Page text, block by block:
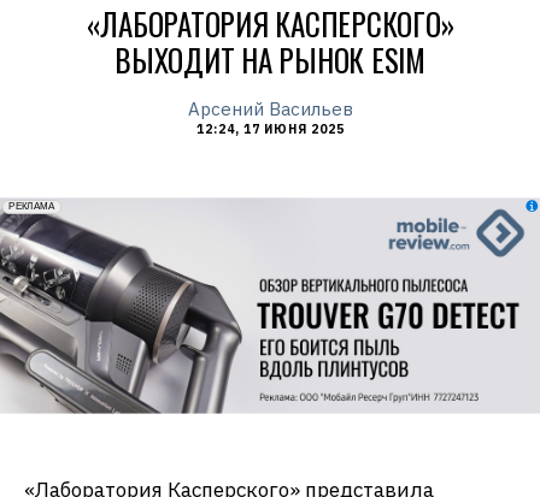
«ЛАБОРАТОРИЯ КАСПЕРСКОГО»
ВЫХОДИТ НА РЫНОК ESIM
Арсений Васильев
12:24, 17 ИЮНЯ 2025
erid: 2VfnxxmNzs5
РЕКЛАМА
«Лаборатория Касперского» представила